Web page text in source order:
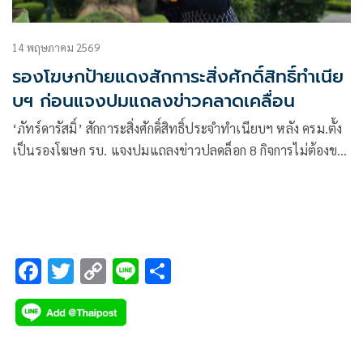
14 พฤษภาคม 2569
รองโฆษกป้ายแดงสักการะสิ่งศักดิ์สิทธิ์ทำเนีย
บฯ ก่อนแจงปมแถลงข่าวคลาดเคลื่อน
‘ภัทร์ดารัสมิ์’ สักการะสิ่งศักดิ์สิทธิ์ประจำทำเนียบฯ หลัง ครม.ตั้ง
เป็นรองโฆษก รบ. แจงปมแถลงข่าวปลดล็อก 8 กิจการไม่ต้องขอ
F
ac
e
T
wi
tt
C
o
p
Li